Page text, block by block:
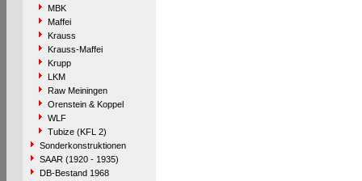
MBK
Maffei
Krauss
Krauss-Maffei
Krupp
LKM
Raw Meiningen
Orenstein & Koppel
WLF
Tubize (KFL 2)
Sonderkonstruktionen
SAAR (1920 - 1935)
DB-Bestand 1968